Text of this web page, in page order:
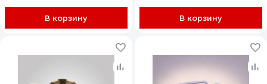
В корзину
Peligroso 39083 6+6
В корзину